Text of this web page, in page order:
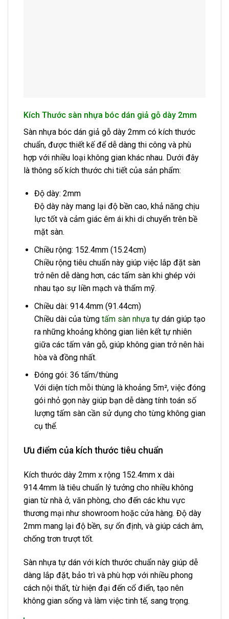
Kích Thước sàn nhựa bóc dán giả gỗ dày 2mm
Sàn nhựa bóc dán giả gỗ dày 2mm có kích thước
chuẩn, được thiết kế để dễ dàng thi công và phù
hợp với nhiều loại không gian khác nhau. Dưới đây
là thông số kích thước chi tiết của sản phẩm:
Độ dày: 2mm
Độ dày này mang lại độ bền cao, khả năng chịu
lực tốt và cảm giác êm ái khi di chuyển trên bề
mặt sàn.
Chiều rộng: 152.4mm (15.24cm)
Chiều rộng tiêu chuẩn này giúp việc lắp đặt sàn
trở nên dễ dàng hơn, các tấm sàn khi ghép với
nhau tạo sự liền mạch và thẩm mỹ.
Chiều dài: 914.4mm (91.44cm)
Chiều dài của từng tấm sàn nhựatự dán giúp tạo
ra những khoảng không gian liên kết tự nhiên
giữa các tấm vân gỗ, giúp không gian trở nên hài
hòa và đồng nhất.
Đóng gói: 36 tấm/thùng
Với diện tích mỗi thùng là khoảng 5m², việc đóng
gói nhỏ gọn này giúp bạn dễ dàng tính toán số
lượng tấm sàn cần sử dụng cho từng không gian
cụ thể.
Ưu điểm của kích thước tiêu chuẩn
Kích thước dày 2mm x rộng 152.4mm x dài
914.4mm là tiêu chuẩn lý tưởng cho nhiều không
gian từ nhà ở, văn phòng, cho đến các khu vực
thương mại như showroom hoặc cửa hàng. Độ dày
2mm mang lại độ bền, sự ổn định, và giúp cách âm,
chống trơn trượt tốt.
Sàn nhựa tự dán với kích thước chuẩn này giúp dễ
dàng lắp đặt, bảo trì và phù hợp với nhiều phong
cách nội thất, từ hiện đại đến cổ điển, tạo nên
không gian sống và làm việc tinh tế, sang trọng.